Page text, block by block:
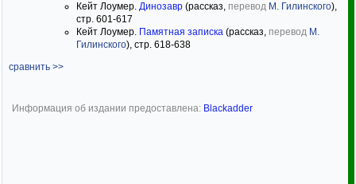
Кейт Лоумер. Динозавр (рассказ, перевод М. Гилинского),
стр. 601-617
Кейт Лоумер. Памятная записка (рассказ, перевод М.
Гилинского), стр. 618-638
сравнить >>
Информация об издании предоставлена: Blackadder